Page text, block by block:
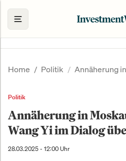
Home Politik Annäherung
Politik
Annäherung in
Wang Yi im Dialog
28.03.2025 - 12:00 Uhr